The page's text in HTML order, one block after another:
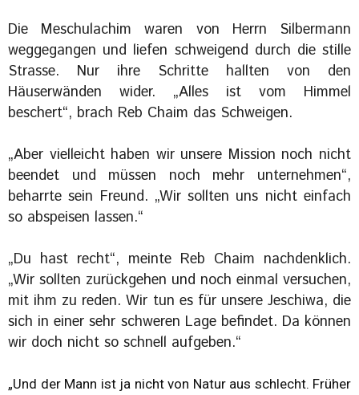
Die Meschulachim waren von Herrn Silbermann
weggegangen und liefen schweigend durch die stille
Strasse. Nur ihre Schritte hallten von den
Häuserwänden wider. „Alles ist vom Himmel
beschert“, brach Reb Chaim das Schweigen.
„Aber vielleicht haben wir unsere Mission noch nicht
beendet und müssen noch mehr unternehmen“,
beharrte sein Freund. „Wir sollten uns nicht einfach
so abspeisen lassen.“
„Du hast recht“, meinte Reb Chaim nachdenklich.
„Wir sollten zurückgehen und noch einmal versuchen,
mit ihm zu reden. Wir tun es für unsere Jeschiwa, die
sich in einer sehr schweren Lage befindet. Da können
wir doch nicht so schnell aufgeben.“
„Und der Mann ist ja nicht von Natur aus schlecht. Früher